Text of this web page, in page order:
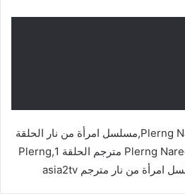
مسلسل امرأة من نار,Plerng Naree,مسلسل امرأة من نار الحلقة
1,Plerng Naree مترجم,Plerng Naree مترجم الحلقة 1,Plerng